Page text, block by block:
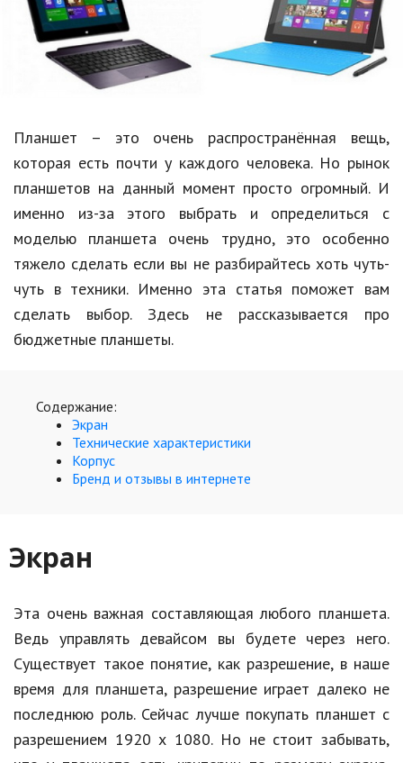
Образование
В мире
Культура
Спорт
Знаменитости
Статьи
Обзоры
Рецепты
Hi-Tech. Интернет
Авто, мото
Дом и сад
Спорт и фитнес
Творчество и рукоделие
Разное
Работа и бизнес
Животные
Планшет – это очень распространённая вещь,
которая есть почти у каждого человека. Но рынок
планшетов на данный момент просто огромный. И
именно из-за этого выбрать и определиться с
моделью планшета очень трудно, это особенно
тяжело сделать если вы не разбирайтесь хоть чуть-
чуть в техники. Именно эта статья поможет вам
сделать выбор. Здесь не рассказывается про
бюджетные планшеты.
Содержание:
Экран
Технические характеристики
Корпус
Бренд и отзывы в интернете
Экран
Эта очень важная составляющая любого планшета.
Ведь управлять девайсом вы будете через него.
Существует такое понятие, как разрешение, в наше
время для планшета, разрешение играет далеко не
последнюю роль. Сейчас лучше покупать планшет с
разрешением 1920 х 1080. Но не стоит забывать,